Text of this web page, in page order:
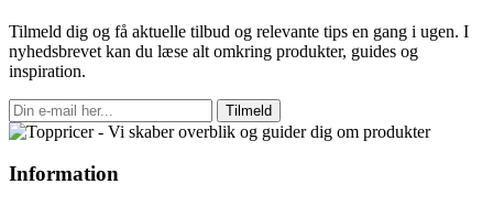
Tilmeld dig og få aktuelle tilbud og relevante tips en gang i ugen. I
nyhedsbrevet kan du læse alt omkring produkter, guides og
inspiration.
Tilmeld
Information